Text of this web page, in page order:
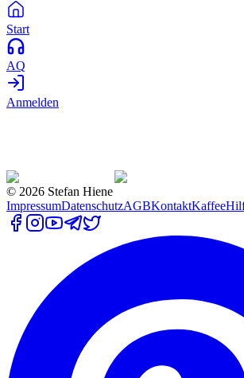
Start
AQ
Anmelden
© 2026 Stefan Hiene
ImpressumDatenschutzAGBKontaktKaffee